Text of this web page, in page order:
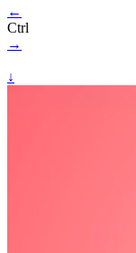
←
Ctrl
→
↓